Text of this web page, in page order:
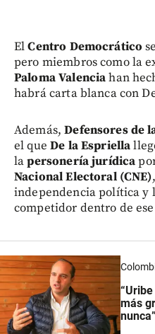
ElCentro Democrático
pero miembros como la
Paloma Valenciahan
habrá carta blanca con
Además,Defensores de
el queDe la Espriella
lapersonería jurídica
Nacional Electoral (CNE)
independencia política y
competidor dentro de
más